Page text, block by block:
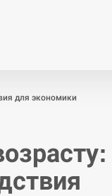
для экономики